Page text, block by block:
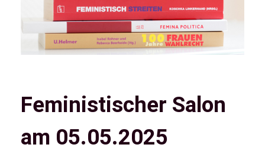
Feministischer Salon
am 05.05.2025